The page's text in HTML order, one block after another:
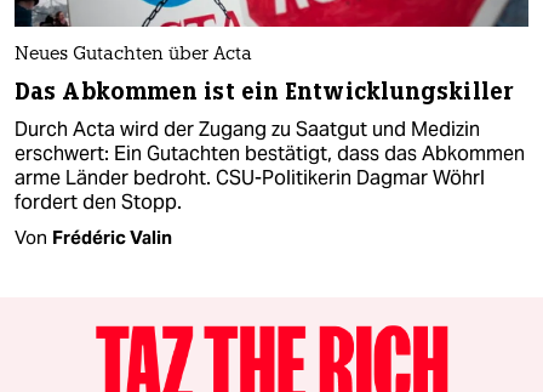
Neues Gutachten über Acta
Das Abkommen ist ein Entwicklungskiller
Durch Acta wird der Zugang zu Saatgut und Medizin
erschwert: Ein Gutachten bestätigt, dass das Abkommen
arme Länder bedroht. CSU-Politikerin Dagmar Wöhrl
fordert den Stopp.
Von Frédéric Valin